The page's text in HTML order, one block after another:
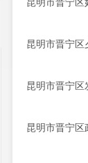
昆明市晋宁
昆明市晋宁
昆明市晋宁